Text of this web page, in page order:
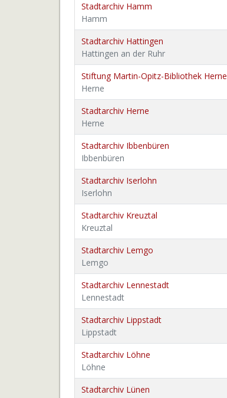
Stadtarchiv Hamm
Hamm
Stadtarchiv Hattingen
Hattingen an der Ruhr
Stiftung Martin-Opitz-Bibliothek Herne
Herne
Stadtarchiv Herne
Herne
Stadtarchiv Ibbenbüren
Ibbenbüren
Stadtarchiv Iserlohn
Iserlohn
Stadtarchiv Kreuztal
Kreuztal
Stadtarchiv Lemgo
Lemgo
Stadtarchiv Lennestadt
Lennestadt
Stadtarchiv Lippstadt
Lippstadt
Stadtarchiv Löhne
Löhne
Stadtarchiv Lünen